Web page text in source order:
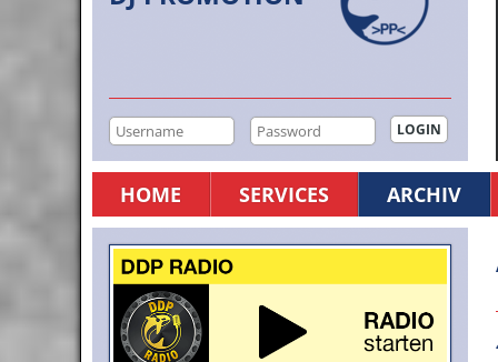
HOME SERVICES ARCHIV